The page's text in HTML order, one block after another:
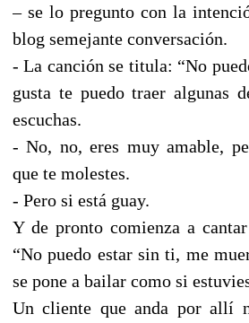
– se lo pregunto con la
blog semejante conversación.
- La canción se titula: “No
gusta te puedo traer algunas
escuchas.
- No, no, eres muy amable,
que te molestes.
- Pero si está guay.
Y de pronto comienza a
“No puedo estar sin ti, me
se pone a bailar como si
Un cliente que anda por allí